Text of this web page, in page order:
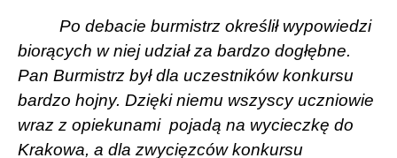
Po debacie burmistrz określił wypowiedzi
biorących w niej udział za bardzo dogłębne.
Pan Burmistrz był dla uczestników konkursu
bardzo hojny. Dzięki niemu wszyscy uczniowie
wraz z opiekunami pojadą na wycieczkę do
Krakowa, a dla zwycięzców konkursu